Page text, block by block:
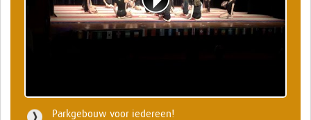
Parkgebouw voor iedereen!